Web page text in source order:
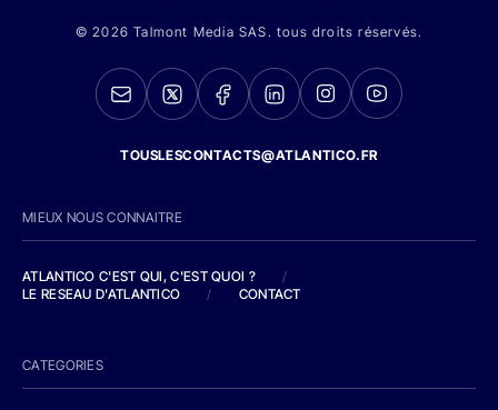
© 2026 Talmont Media SAS. tous droits réservés.
TOUSLESCONTACTS@ATLANTICO.FR
MIEUX NOUS CONNAITRE
ATLANTICO C'EST QUI, C'EST QUOI ?
/
LE RESEAU D'ATLANTICO
/ CONTACT
CATEGORIES